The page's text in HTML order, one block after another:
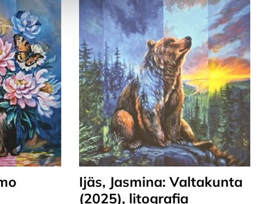
Ijäs, Jasmina: Valtakunta
(2025), litografia